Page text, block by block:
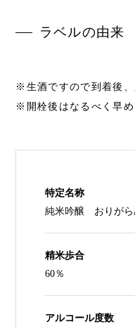
ラベルの由来
※生酒ですので到着後、
※開栓後はなるべく早め
特定名称
純米吟醸 おりがら
精米歩合
60％
アルコール度数